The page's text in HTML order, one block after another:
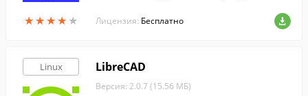
★★★★ ★
★★★★ ★ Лицензия: Бесплатно
Linux LibreCAD
Версия: 2.0.7 (15.56 МБ)